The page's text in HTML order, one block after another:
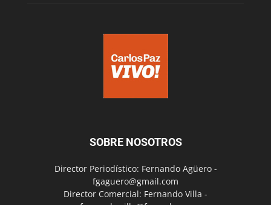
SOBRE NOSOTROS
Director Periodístico: Fernando Agüero -
fgaguero@gmail.com
Director Comercial: Fernando Villa -